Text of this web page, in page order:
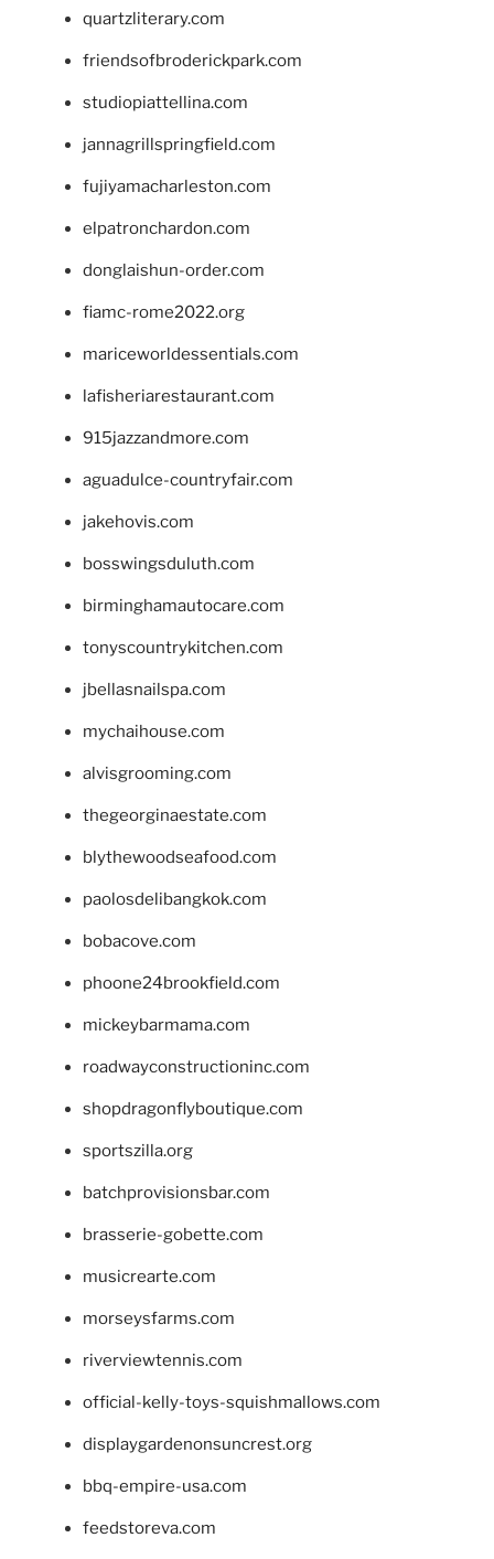
quartzliterary.com
friendsofbroderickpark.com
studiopiattellina.com
jannagrillspringfield.com
fujiyamacharleston.com
elpatronchardon.com
donglaishun-order.com
fiamc-rome2022.org
mariceworldessentials.com
lafisheriarestaurant.com
915jazzandmore.com
aguadulce-countryfair.com
jakehovis.com
bosswingsduluth.com
birminghamautocare.com
tonyscountrykitchen.com
jbellasnailspa.com
mychaihouse.com
alvisgrooming.com
thegeorginaestate.com
blythewoodseafood.com
paolosdelibangkok.com
bobacove.com
phoone24brookfield.com
mickeybarmama.com
roadwayconstructioninc.com
shopdragonflyboutique.com
sportszilla.org
batchprovisionsbar.com
brasserie-gobette.com
musicrearte.com
morseysfarms.com
riverviewtennis.com
official-kelly-toys-squishmallows.com
displaygardenonsuncrest.org
bbq-empire-usa.com
feedstoreva.com